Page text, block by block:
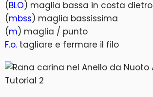
(BLO) maglia bassa in costa dietro
(mbss) maglia bassissima
(m) maglia / punto
F.o. tagliare e fermare il filo